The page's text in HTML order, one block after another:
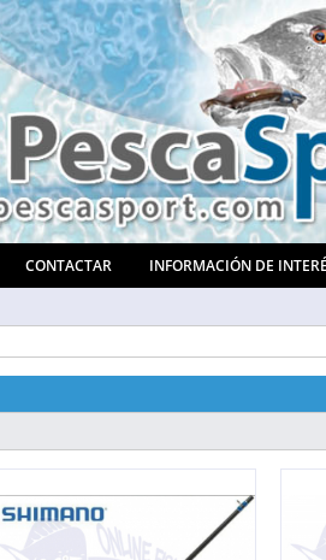
CONTACTAR INFORMACIÓN DE